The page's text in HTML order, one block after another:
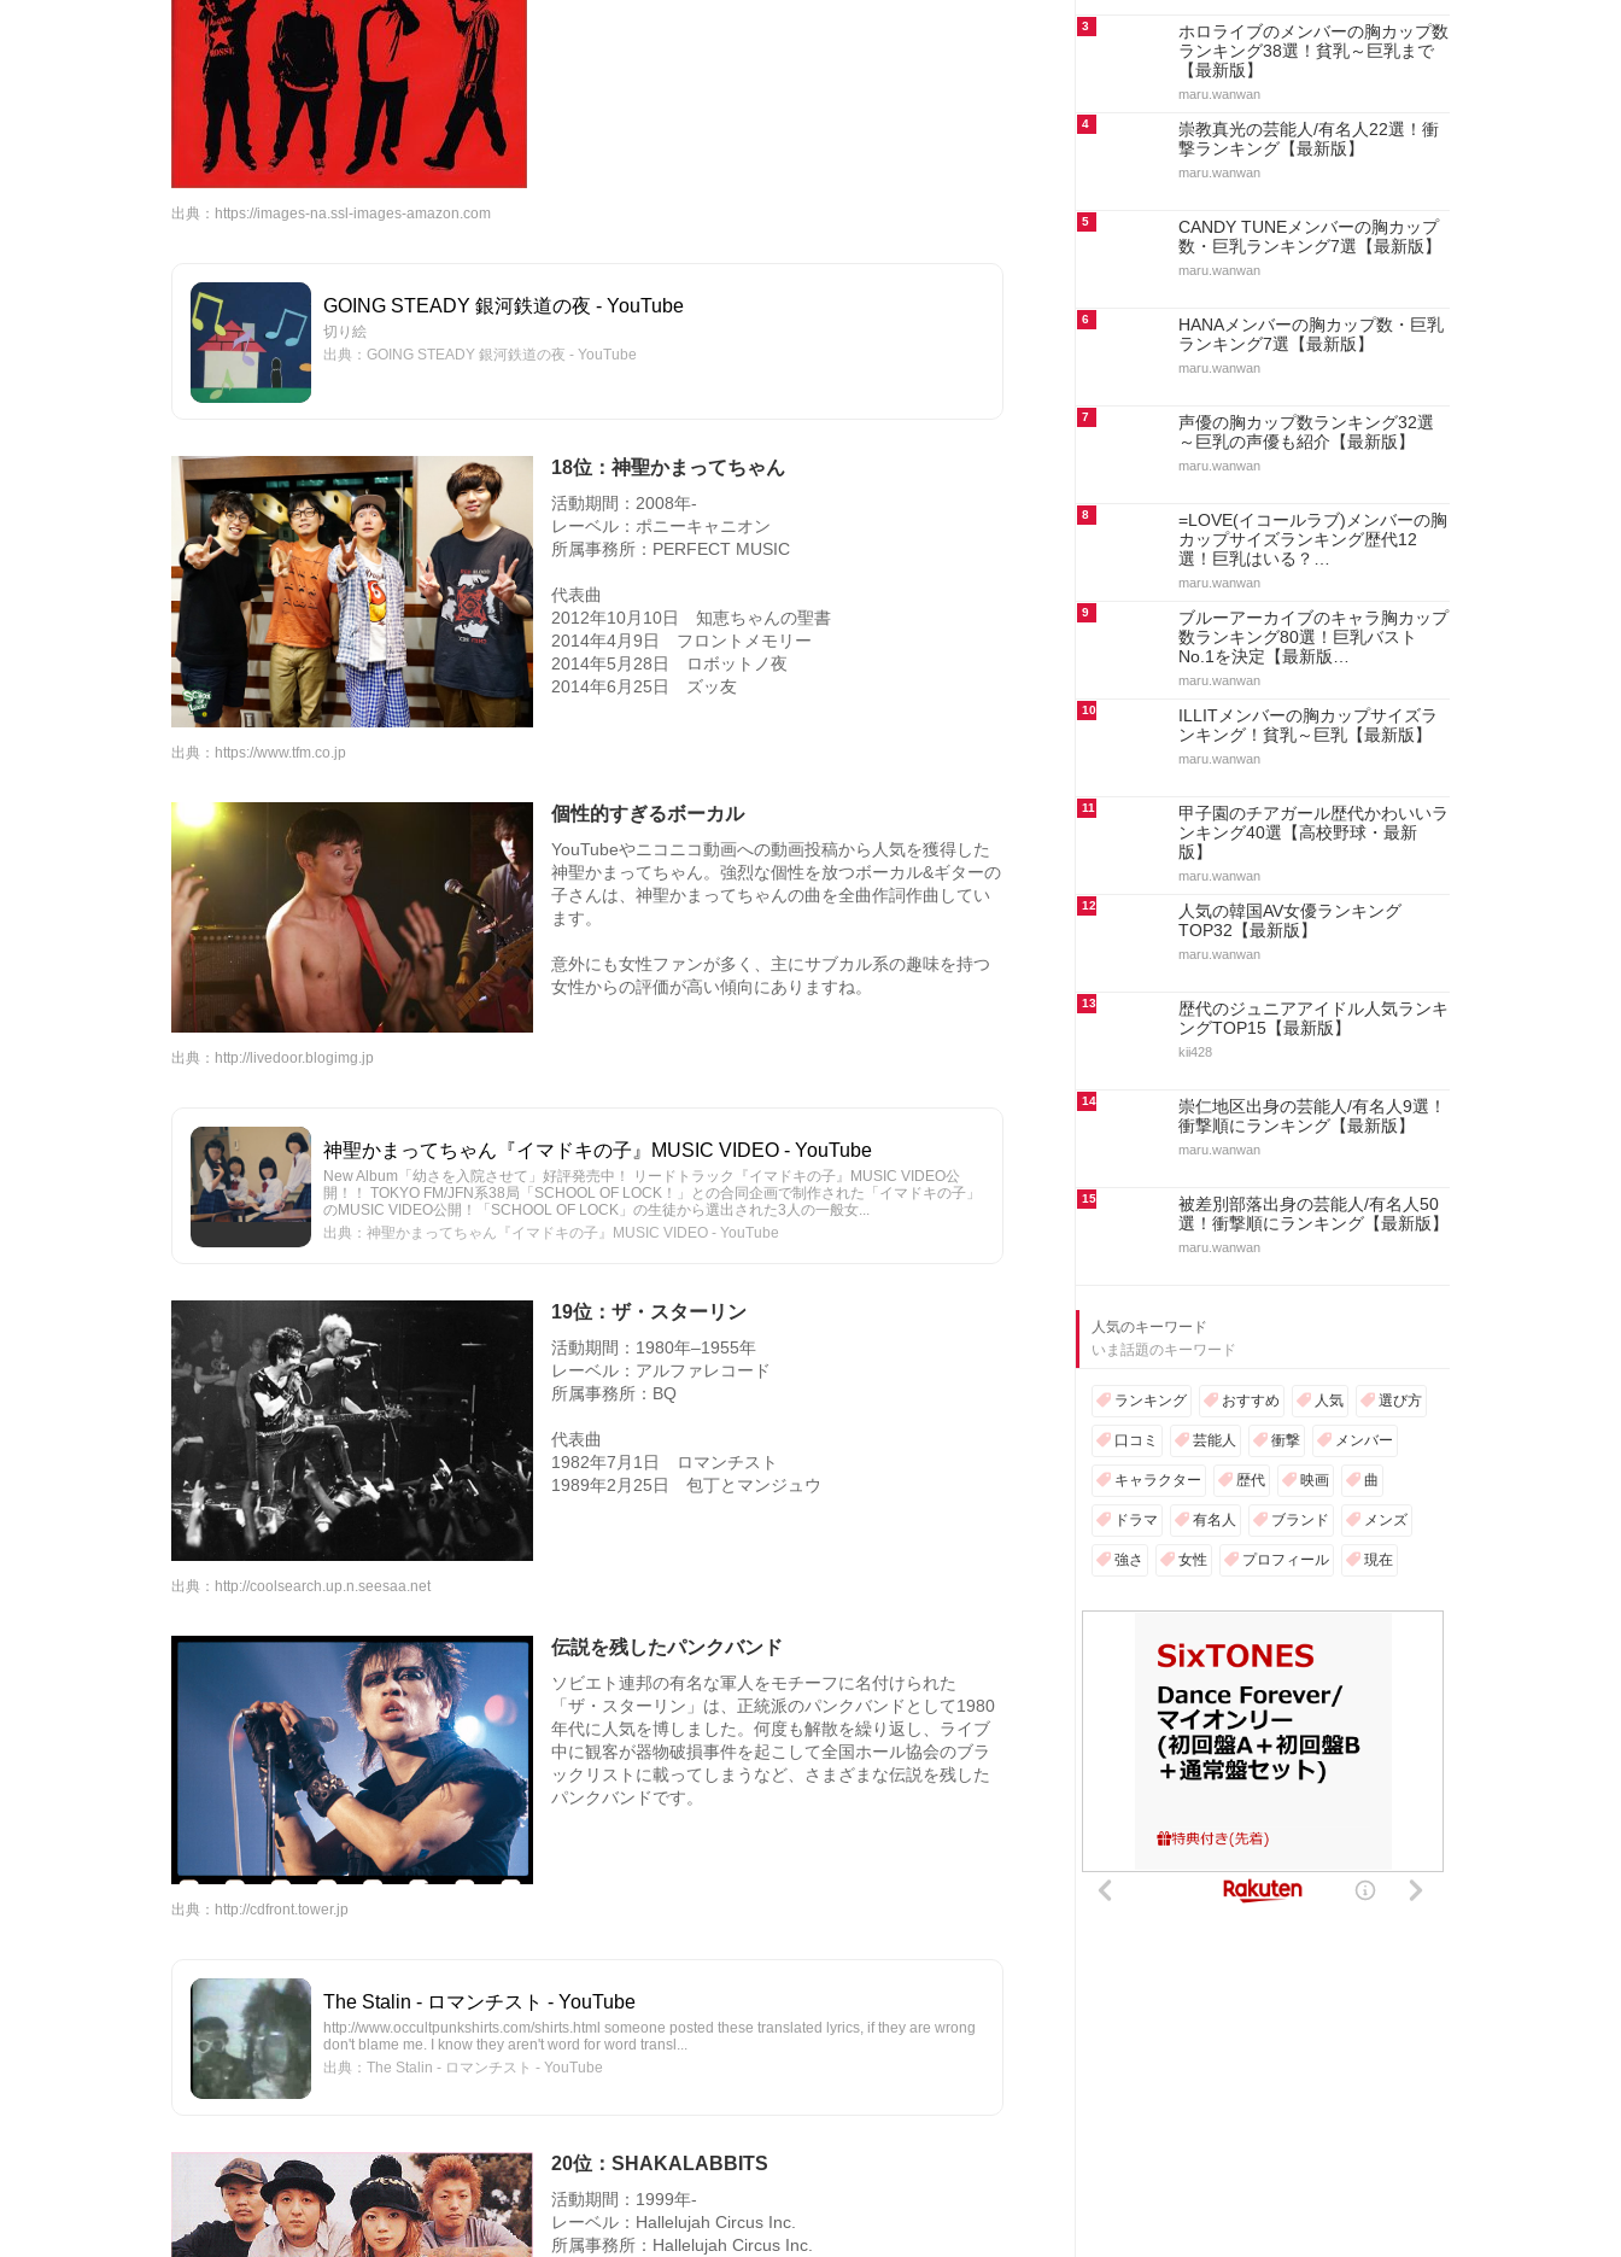
出典： https://images-na.ssl-images-amazon.com
GOING STEADY 銀河鉄道の夜 - YouTube
切り絵
出典：GOING STEADY 銀河鉄道の夜 - YouTube
18位：神聖かまってちゃん
活動期間：2008年-
レーベル：ポニーキャニオン
所属事務所：PERFECT MUSIC
代表曲
2012年10月10日 知恵ちゃんの聖書
2014年4月9日 フロントメモリー
2014年5月28日 ロボットノ夜
2014年6月25日 ズッ友
出典： https://www.tfm.co.jp
個性的すぎるボーカル
YouTubeやニコニコ動画への動画投稿から人気を獲得した
神聖かまってちゃん。強烈な個性を放つボーカル&ギターの
子さんは、神聖かまってちゃんの曲を全曲作詞作曲してい
ます。
意外にも女性ファンが多く、主にサブカル系の趣味を持つ
女性からの評価が高い傾向にありますね。
出典： http://livedoor.blogimg.jp
神聖かまってちゃん『イマドキの子』MUSIC VIDEO - YouTube
New Album「幼さを入院させて」好評発売中！ リードトラック『イマドキの子』MUSIC VIDEO公
開！！ TOKYO FM/JFN系38局「SCHOOL OF LOCK！」との合同企画で制作された「イマドキの子」
のMUSIC VIDEO公開！「SCHOOL OF LOCK」の生徒から選出された3人の一般女...
出典：神聖かまってちゃん『イマドキの子』MUSIC VIDEO - YouTube
19位：ザ・スターリン
活動期間：1980年–1955年
レーベル：アルファレコード
所属事務所：BQ
代表曲
1982年7月1日 ロマンチスト
1989年2月25日 包丁とマンジュウ
出典： http://coolsearch.up.n.seesaa.net
伝説を残したパンクバンド
ソビエト連邦の有名な軍人をモチーフに名付けられた
「ザ・スターリン」は、正統派のパンクバンドとして1980
年代に人気を博しました。何度も解散を繰り返し、ライブ
中に観客が器物破損事件を起こして全国ホール協会のブラ
ックリストに載ってしまうなど、さまざまな伝説を残した
パンクバンドです。
出典： http://cdfront.tower.jp
The Stalin - ロマンチスト - YouTube
http://www.occultpunkshirts.com/shirts.html someone posted these translated lyrics, if they are wrong
don't blame me. I know they aren't word for word transl...
出典：The Stalin - ロマンチスト - YouTube
20位：SHAKALABBITS
活動期間：1999年-
レーベル：Hallelujah Circus Inc.
所属事務所：Hallelujah Circus Inc.
3
ホロライブのメンバーの胸カップ数
ランキング38選！貧乳～巨乳まで
【最新版】
maru.wanwan
4
崇教真光の芸能人/有名人22選！衝
撃ランキング【最新版】
maru.wanwan
5
CANDY TUNEメンバーの胸カップ
数・巨乳ランキング7選【最新版】
maru.wanwan
6
HANAメンバーの胸カップ数・巨乳
ランキング7選【最新版】
maru.wanwan
7
声優の胸カップ数ランキング32選
～巨乳の声優も紹介【最新版】
maru.wanwan
8
=LOVE(イコールラブ)メンバーの胸
カップサイズランキング歴代12
選！巨乳はいる？…
maru.wanwan
9
ブルーアーカイブのキャラ胸カップ
数ランキング80選！巨乳バスト
No.1を決定【最新版…
maru.wanwan
10
ILLITメンバーの胸カップサイズラ
ンキング！貧乳～巨乳【最新版】
maru.wanwan
11
甲子園のチアガール歴代かわいいラ
ンキング40選【高校野球・最新
版】
maru.wanwan
12
人気の韓国AV女優ランキング
TOP32【最新版】
maru.wanwan
13
歴代のジュニアアイドル人気ランキ
ングTOP15【最新版】
kii428
14
崇仁地区出身の芸能人/有名人9選！
衝撃順にランキング【最新版】
maru.wanwan
15
被差別部落出身の芸能人/有名人50
選！衝撃順にランキング【最新版】
maru.wanwan
人気のキーワード
いま話題のキーワード
ランキング おすすめ 人気 選び方
口コミ 芸能人 衝撃 メンバー
キャラクター 歴代 映画 曲
ドラマ 有名人 ブランド メンズ
強さ 女性 プロフィール 現在